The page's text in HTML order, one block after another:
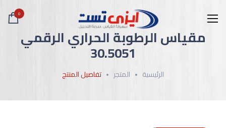
0
مقياس الرطوبة الحراري الرقمي
30.5051
الرئيسية المتجر تفاصيل المنتج